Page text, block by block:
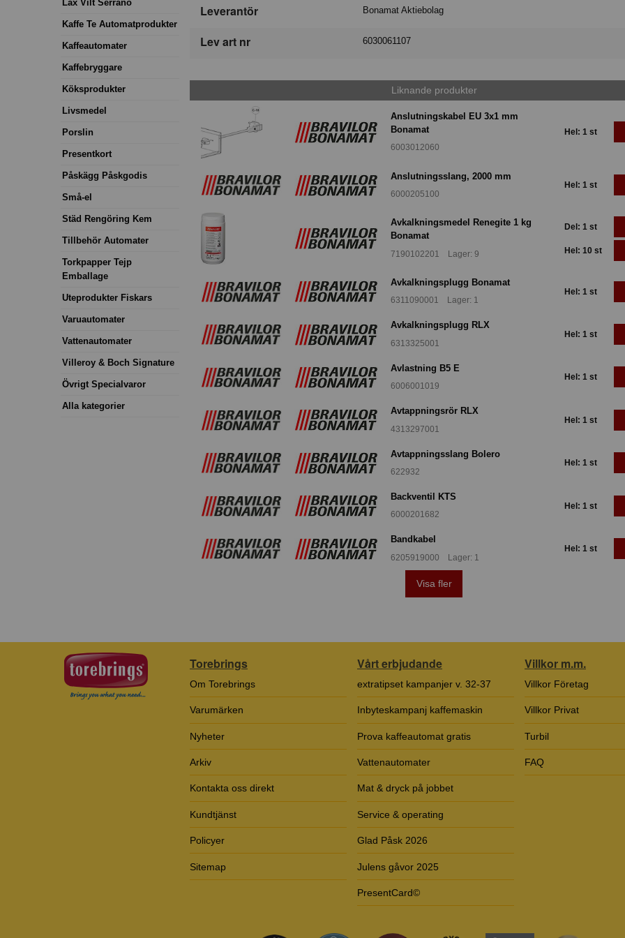
Lax Vilt Serrano
Kaffe Te Automatprodukter
Kaffeautomater
Kaffebryggare
Köksprodukter
Livsmedel
Porslin
Presentkort
Påskägg Påskgodis
Små-el
Städ Rengöring Kem
Tillbehör Automater
Torkpapper Tejp
Emballage
Uteprodukter Fiskars
Varuautomater
Vattenautomater
Villeroy & Boch Signature
Övrigt Specialvaror
Alla kategorier
Leverantör Bonamat Aktiebolag
Lev art nr 6030061107
Liknande produkter
Anslutningskabel EU 3x1 mm
Bonamat
6003012060
Hel: 1 st
Anslutningsslang, 2000 mm
6000205100
Hel: 1 st
Avkalkningsmedel Renegite 1 kg
Bonamat
7190102201 Lager: 9
Del: 1 st
Hel: 10 st
Avkalkningsplugg Bonamat
6311090001 Lager: 1
Hel: 1 st
Avkalkningsplugg RLX
6313325001
Hel: 1 st
Avlastning B5 E
6006001019
Hel: 1 st
Avtappningsrör RLX
4313297001
Hel: 1 st
Avtappningsslang Bolero
622932
Hel: 1 st
Backventil KTS
6000201682
Hel: 1 st
Bandkabel
6205919000 Lager: 1
Hel: 1 st
Visa fler
Torebrings
Om Torebrings
Varumärken
Nyheter
Arkiv
Kontakta oss direkt
Kundtjänst
Policyer
Sitemap
Vårt erbjudande
extratipset kampanjer v. 32-37
Inbyteskampanj kaffemaskin
Prova kaffeautomat gratis
Vattenautomater
Mat & dryck på jobbet
Service & operating
Glad Påsk 2026
Julens gåvor 2025
PresentCard©
Villkor m.m.
Villkor Företag
Villkor Privat
Turbil
FAQ